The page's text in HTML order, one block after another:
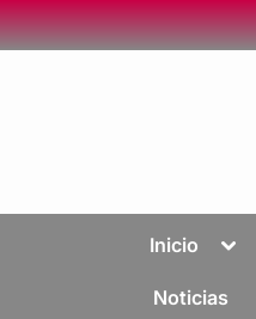
Inicio
Noticias